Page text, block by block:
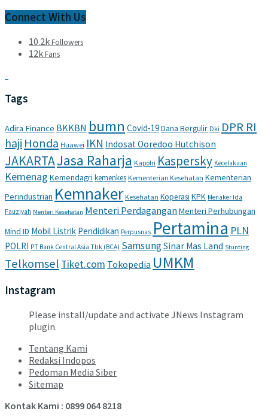
Connect With Us
10.2kFollowers
12kFans
Tags
Adira Finance BKKBN bumn Covid-19Dana Bergulir Dki DPR RI
haji Honda Huawei IKN Indosat Ooredoo Hutchison
JAKARTAJasa Raharja Kapolri Kaspersky Kecelakaan
Kemenag Kemendagri kemenkes Kementerian Kesehatan Kementerian
Perindustrian Kemnaker Kesehatan Koperasi KPK Menaker Ida
Fauziyah Menteri Kesehatan Menteri PerdaganganMenteri Perhubungan
Mind ID Mobil Listrik Pendidikan Perpusnas Pertamina PLN
POLRI PT Bank Central Asia Tbk (BCA) SamsungSinar Mas Land Stunting
Telkomsel Tiket.com Tokopedia UMKM
Instagram
Please install/update and activate JNews Instagram
plugin.
Tentang Kami
Redaksi Indopos
Pedoman Media Siber
Sitemap
Kontak Kami : 0899 064 8218